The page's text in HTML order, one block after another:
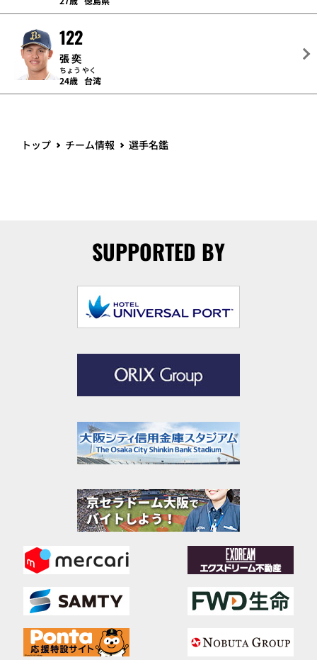
122
張 奕
ちょう やく
24歳 台湾
トップ チーム情報 選手名鑑
SUPPORTED BY